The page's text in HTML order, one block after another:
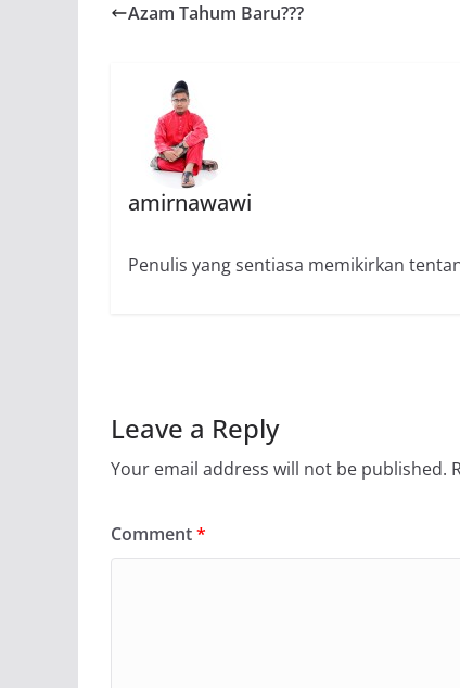
Azam Tahum Baru???
amirnawawi
Penulis yang sentiasa memikirkan
Leave a Reply
Your email address will not be published.
Comment*